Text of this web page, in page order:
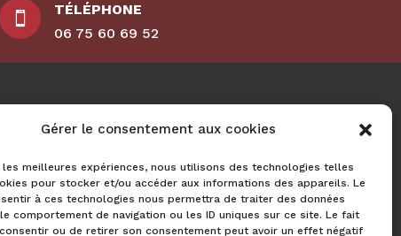
Gérer le consentement aux cookies
meilleures expériences, nous utilisons des technologies telles
pour stocker et/ou accéder aux informations des appareils. Le
à ces technologies nous permettra de traiter des données
comportement de navigation ou les ID uniques sur ce site. Le fait
ou de retirer son consentement peut avoir un effet négatif

TÉLÉPHONE
06 75 60 69 52
RÉALISATION